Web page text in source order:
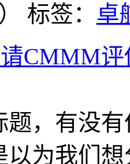
标签： 卓
CMMM
题，有没
以为我们